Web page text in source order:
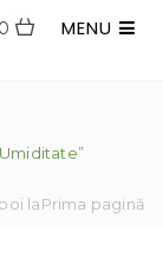
MENU
0
laPrima pagină